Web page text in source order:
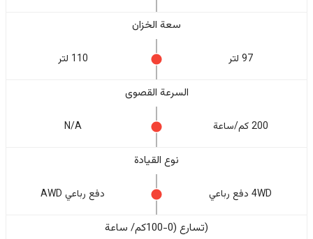
سعة الخزان
97 لتر 110 لتر
السرعة القصوى
200 كم/ساعة N/A
نوع القيادة
4WD دفع رباعي دفع رباعي AWD
(تسارع (0-100كم/ ساعة